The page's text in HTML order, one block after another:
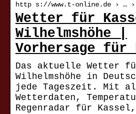
http s://www.t-online.de › … ›
Wetter für
Wilhelmshöhe |
Vorhersage für
Das aktuelle Wetter
Wilhelmshöhe in
jede Tageszeit. Mit
Wetterdaten,
Regenradar für